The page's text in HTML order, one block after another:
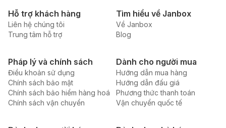
Hỗ trợ khách hàng
Liên hệ chúng tôi
Trung tâm hỗ trợ
Tìm hiểu về Janbox
Về Janbox
Blog
Pháp lý và chính sách
Điều khoản sử dụng
Chính sách bảo mật
Chính sách bảo hiểm hàng hoá
Chính sách vận chuyển
Dành cho người mua
Hướng dẫn mua hàng
Hướng dẫn đấu giá
Phương thức thanh toán
Vận chuyển quốc tế